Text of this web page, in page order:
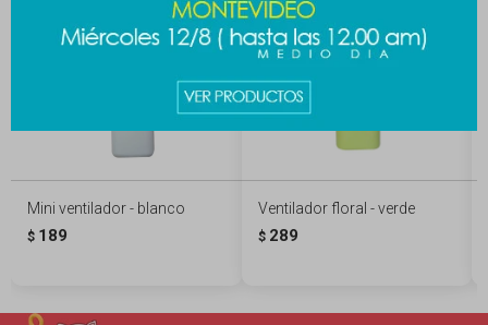
Mini ventilador - blanco
$ 189
Ventilador floral - verde
$ 289